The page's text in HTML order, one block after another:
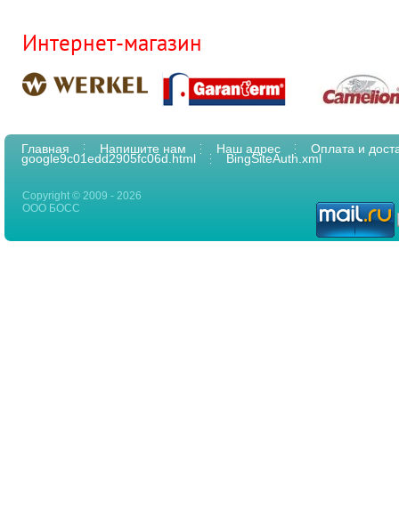
Интернет-магазин
Главная Напишите нам Наш адрес Оплата и
google9c01edd2905fc06d.html BingSiteAuth.xml
Copyright © 2009 - 2026
ООО БОСС